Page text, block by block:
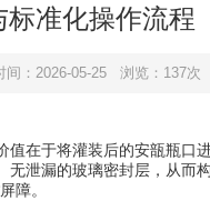
标准化操作流程
间：2026-05-25 浏览：137次
在于将灌装后的安瓿瓶口
无泄漏的玻璃密封层，从而
障。